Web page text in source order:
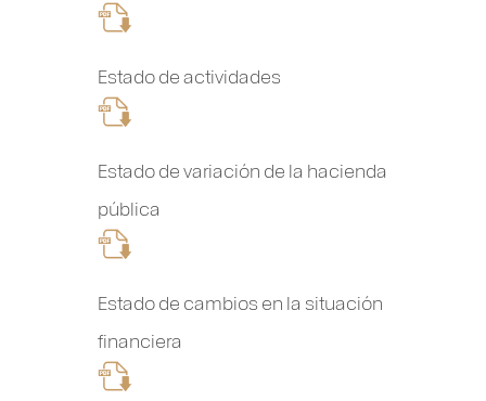
Estado de actividades
Estado de variación de la hacienda
pública
Estado de cambios en la situación
financiera